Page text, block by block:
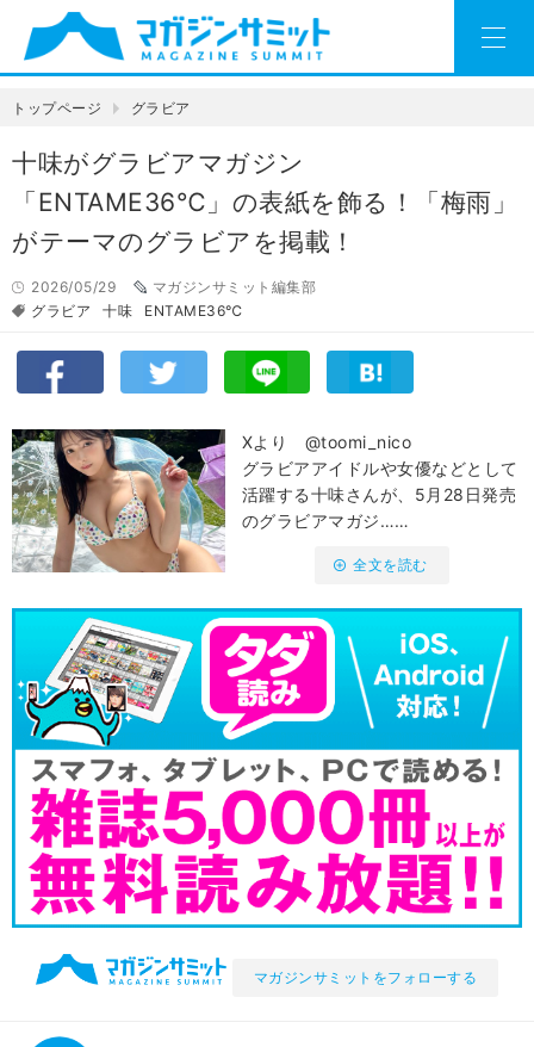
トップページ グラビア
十味がグラビアマガジン
「ENTAME36℃」の表紙を飾る！「梅雨」
がテーマのグラビアを掲載！
2026/05/29
マガジンサミット編集部
グラビア
十味 ENTAME36℃
Xより @toomi_nico
グラビアアイドルや女優などとして
活躍する十味さんが、5月28日発売
のグラビアマガジ……
全文を読む
マガジンサミットをフォローする